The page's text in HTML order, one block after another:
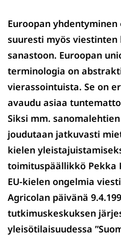
Euroopan
suuresti myös
sanastoon. Euroopan
terminologia on
vierassointuista. Se on
avaudu asiaa
Siksi mm.
joudutaan jatkuvasti
kielen
toimituspäällikkö Pekka
EU-kielen ongelmia
Agricolan päivänä
tutkimuskeskuksen
yleisötilaisuudessa